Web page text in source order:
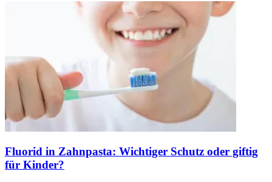
Fluorid in Zahnpasta: Wichtiger Schutz oder giftig
für Kinder?